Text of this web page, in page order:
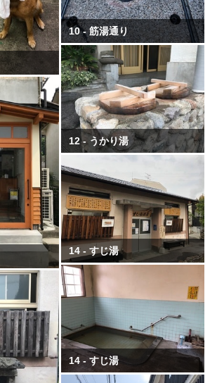
10 - 筋湯通り
12 - うかり湯
14 - すじ湯
14 - すじ湯